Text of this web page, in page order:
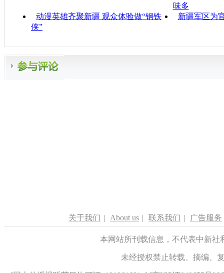
味多
动漫英雄齐聚新疆 观众体验做“钢铁
侠”
新疆军区为
关于我们 | About us | 联系我们 | 广告服务
本网站所刊载信息，不代表中新
未经授权禁止转载、摘编、